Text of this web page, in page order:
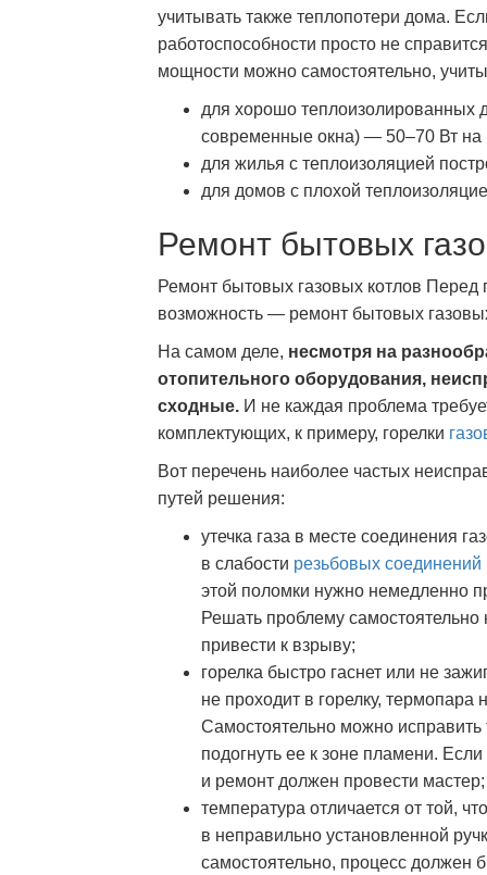
учитывать также теплопотери дома.
работоспособности просто не
мощности можно самостоятельно,
для хорошо теплоизолированных
современные окна) — 50–70 Вт на
для жилья с теплоизоляцией
для домов с плохой
Ремонт бытовых
Ремонт бытовых газовых котлов
возможность — ремонт бытовых
На самом деле, несмотря на
отопительного оборудования,
сходные. И не каждая проблема
комплектующих, к примеру, горелки
Вот перечень наиболее частых
путей решения:
утечка газа в месте соединения
в слабости резьбовых соединений
этой поломки нужно немедленно
Решать проблему
привести к взрыву;
горелка быстро гаснет или не
не проходит в горелку, термопара
Самостоятельно можно
подогнуть ее к зоне пламени.
и ремонт должен провести мастер;
температура отличается от той,
в неправильно установленной
самостоятельно, процесс должен